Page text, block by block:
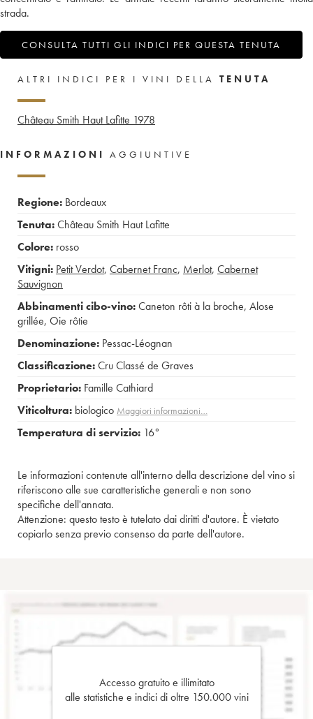
strada.
CONSULTA TUTTI GLI INDICI PER QUESTA TENUTA
ALTRI INDICI PER I VINI DELLA TENUTA
Château Smith Haut Lafitte 1978
INFORMAZIONI AGGIUNTIVE
Regione: Bordeaux
Tenuta:Château Smith Haut Lafitte
Colore: rosso
Vitigni: Petit Verdot, Cabernet Franc, Merlot, Cabernet
Sauvignon
Abbinamenti cibo-vino:Caneton rôti à la broche, Alose
grillée, Oie rôtie
Denominazione: Pessac-Léognan
Classificazione:Cru Classé de Graves
Proprietario: Famille Cathiard
Viticoltura: biologico Maggiori informazioni…
Temperatura di servizio: 16°
Le informazioni contenute all'interno della descrizione del vino si
riferiscono alle sue caratteristiche generali e non sono
specifiche dell'annata.
Attenzione: questo testo è tutelato dai diritti d'autore. È vietato
copiarlo senza previo consenso da parte dell'autore.
Accesso gratuito e illimitato
alle statistiche e indici di oltre 150.000 vini